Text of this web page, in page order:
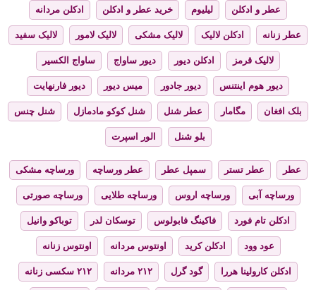
عطر و ادکلن لیلیوم خرید عطر و ادکلن ادکلن مردانه
عطر زنانه ادکلن لالیک لالیک مشکی لالیک لامور لالیک سفید
لالیک قرمز ادکلن دیور دیور ساواج ساواج الکسیر
دیور هوم اینتنس دیور جادور میس دیور دیور فارنهایت
بلک افغان مگامار عطر شنل شنل کوکو مادمازل شنل چنس
بلو شنل الور اسپرت
عطر عطر تستر سمپل عطر عطر ورساچه ورساچه مشکی
ورساچه آبی ورساچه اروس ورساچه طلایی ورساچه صورتی
ادکلن تام فورد فاکینگ فابولوس توسکان لدر توباکو وانیل
عود وود ادکلن کرید اونتوس مردانه اونتوس زنانه
ادکلن کارولینا هررا گود گرل ۲۱۲ مردانه ۲۱۲ سکسی زنانه